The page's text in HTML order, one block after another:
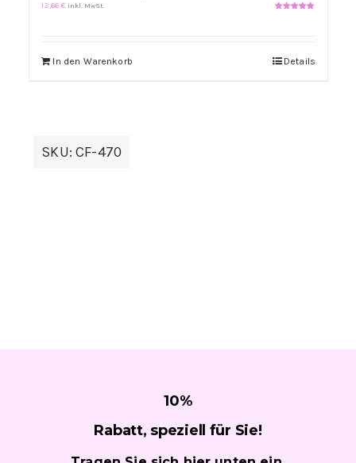
12,66€ inkl. MwSt.
In den Warenkorb Details
SKU:CF-470
10%
Rabatt, speziell für Sie!